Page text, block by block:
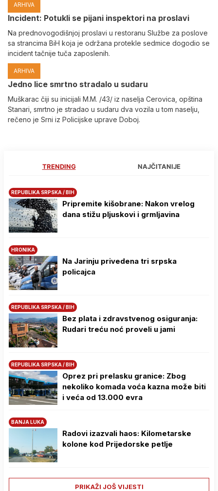
ARHIVA
Incident: Potukli se pijani inspektori na proslavi
Na prednovogodišnjoj proslavi u restoranu Službe za poslove
sa strancima BiH koja je održana protekle sedmice dogodio se
incident tačnije tuča zaposlenih.
ARHIVA
Јedno lice smrtno stradalo u sudaru
Muškarac čiji su inicijali M.M. /43/ iz naselja Cerovica, opština
Stanari, smrtno je stradao u sudaru dva vozila u tom naselju,
rečeno je Srni iz Policijske uprave Doboj.
TRENDING NAJČITANIJE
REPUBLIKA SRPSKA / BIH
Pripremite kišobrane: Nakon vrelog
dana stižu pljuskovi i grmljavina
HRONIKA
Na Јarinju privedena tri srpska
policajca
REPUBLIKA SRPSKA / BIH
Bez plata i zdravstvenog osiguranja:
Rudari treću noć proveli u jami
REPUBLIKA SRPSKA / BIH
Oprez pri prelasku granice: Zbog
nekoliko komada voća kazna može biti
i veća od 13.000 evra
BANJA LUKA
Radovi izazvali haos: Kilometarske
kolone kod Prijedorske petlje
PRIKAŽI JOŠ VIJESTI